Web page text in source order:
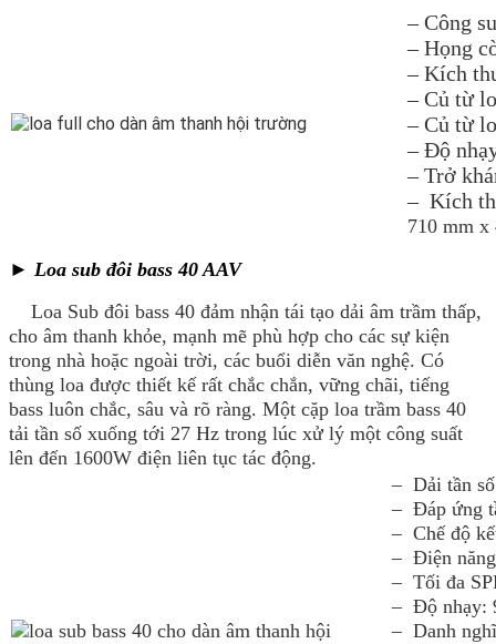
– Công
– Họng
– Kích
– Củ từ
– Củ từ
– Độ
– Trở
– Kích
710 mm
► Loa sub đôi bass 40 AAV
Loa Sub đôi bass 40 đảm nhận tái tạo dải âm trầm thấp,
cho âm thanh khỏe, mạnh mẽ phù hợp cho các sự kiện
trong nhà hoặc ngoài trời, các buổi diễn văn nghệ. Có
thùng loa được thiết kế rất chắc chắn, vững chãi, tiếng
bass luôn chắc, sâu và rõ ràng. Một cặp loa trầm bass 40
tải tần số xuống tới 27 Hz trong lúc xử lý một công suất
lên đến 1600W điện liên tục tác động.
– Dải tần
– Đáp ứng
– Chế độ
– Điện
– Tối đa
– Độ nhạy:
– Danh